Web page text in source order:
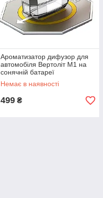
Ароматизатор дифузор для
автомобіля Вертоліт М1 на
сонячній батареї
Немає в наявності
499 ₴